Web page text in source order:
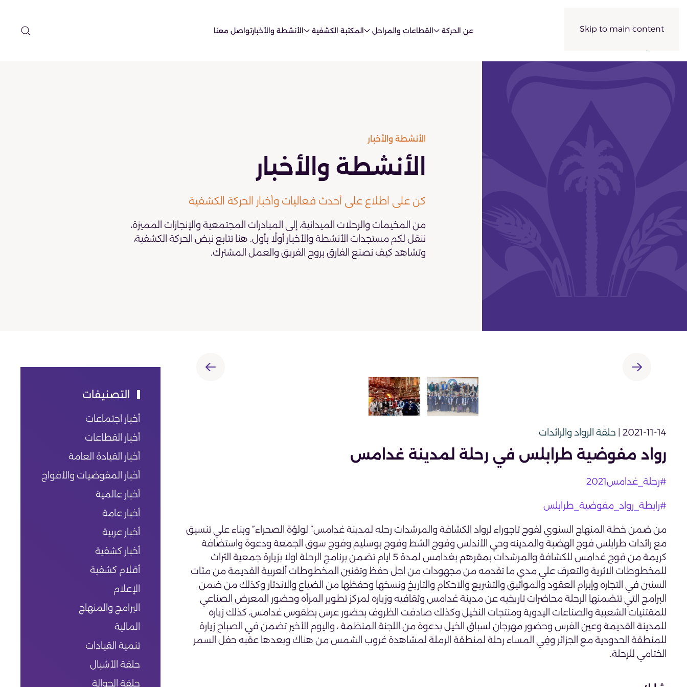
Skip to main content عن الحركة القطاعات والمراحل المكتبة الكشفية الأنشطة والأخبارتواصل معنا
الأنشطة والأخبار
الأنشطة والأخبار
كن على اطلاع على أحدث فعاليات وأخبار الحركة الكشفية
من المخيمات والرحلات الميدانية، إلى المبادرات المجتمعية والإنجازات المميزة،
ننقل لكم مستجدات الأنشطة والأخبار أولًا بأول. هنا تتابع نبض الحركة الكشفية،
وتشاهد كيف نصنع الفارق بروح الفريق والعمل المشترك.
2021-11-14 | حلقة الرواد والرائدات
رواد مفوضية طرابلس في رحلة لمدينة غدامس
#رحلة_غدامس2021
#رابطة_رواد_مفوضية_طرابلس
من ضمن خطة المنهاج السنوي لفوج تاجوراء لرواد الكشافة والمرشدات رحله لمدينة غدامس” لولؤة الصحراء” وبناء علي تنسيق
مع رائدات طرابلس فوج الهضبة والمدينه وحي الأندلس وفوج الشط وفوج بوسليم وفوج سوق الجمعة ودعوة واستضافة
كريمة من فوج غدامس للكشافة والمرشدات بمقرهم بغدامس لمدة 5 ايام تضمن برنامج الرحلة اولا بزيارة جمعية الثراث
للمخطوطات الاثرية والتعرف علي مدي ما تقدمه من مجهودات من اجل حفظ وتقنين المخطوطات ألعربية القديمة من مئات
السنين في التجاره وإبرام العقود والمواثيق والتشريع والاحكام والتاريخ ونسخها وحفظها من الضياع والاندثار وكذلك من ضمن
البرامج التي تتضمنها الرحلة محاضرات تاريخيه عن مدينة غدامس وثقافيه وزياره لمركز تطوير المرأه وحضور المعرض الصناعي
للمقتنيات الشعبية والصناعات اليدوية ومنتجات النخيل وكذلك صادفت الظروف بحضور عرس بطقوس غدامس، كذلك زياره
للمدينة القديمة وعين الفرس وحضور مهرجان لسباق الخيل بدعوة من اللجنة المنظمة ، واليوم الأخير تضمن في الصباح زيارة
للمنطقة الحدودية مع الجزائر وفِي المساء رحلة لمنطقة الرملة لمشاهدة غروب الشمس من هناك وبعدها عقبه حفل السمر
الختامي للرحلة.
التصنيفات
أخبار اجتماعات
أخبار القطاعات
أخبار القيادة العامة
أخبار المفوضيات والأفواج
أخبار عالمية
أخبار عامة
أخبار عربية
أخبار كشفية
أقلام كشفية
الإعلام
البرامج والمنهاج
المالية
تنمية القيادات
حلقة الأشبال
حلقة الجوالة